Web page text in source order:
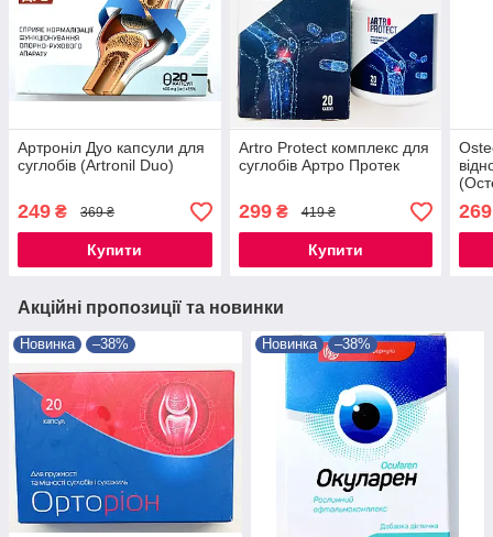
Артроніл Дуо капсули для
суглобів (Artronil Duo)
249 ₴ 369 ₴
Купити
Artro Protect комплекс для
суглобів Артро Протек
299₴ 419 ₴
Купити
269
Акційні пропозиції та новинки
Новинка –38% Новинка –38%